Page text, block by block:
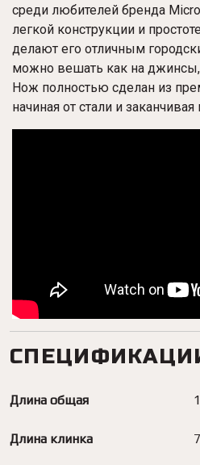
среди любителей бренда
легкой конструкции и
делают его отличным
можно вешать как на
Нож полностью сделан из
начиная от стали и
Длина общая
Длина клинка